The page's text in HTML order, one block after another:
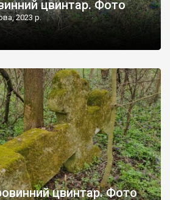
цвинтар. Фото
2023 р.
цвинтар. Фото